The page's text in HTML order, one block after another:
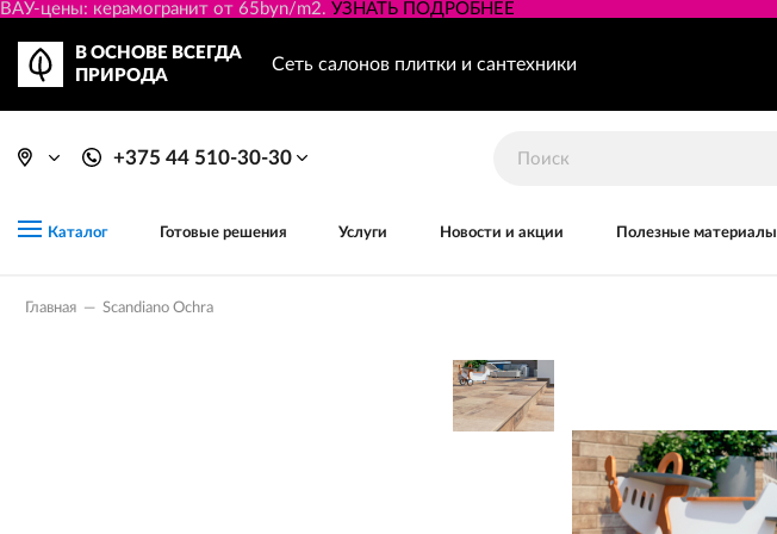
ВАУ-цены: керамогранит от 65byn/m2. УЗНАТЬ ПОДРОБНЕЕ
В ОСНОВЕ ВСЕГДА
ПРИРОДА
Сеть салонов плитки и сантехники
+375 44 510-30-30
Каталог Готовые решения Услуги Новости и акции Полезные материалы
Главная — Scandiano Ochra